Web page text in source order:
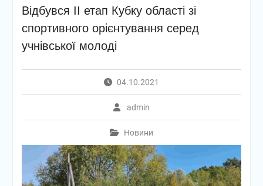
Відбувся ІІ етап Кубку області зі
спортивного орієнтування серед
учнівської молоді
04.10.2021
admin
Новини